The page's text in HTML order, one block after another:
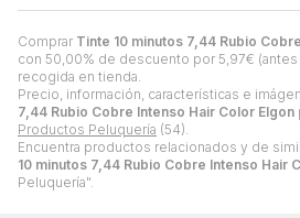
Comprar Tinte 10 minutos 7,44 Rubio
con 50,00% de descuento por 5,97€ (antes
recogida en tienda.
Precio, información, características e
7,44 Rubio Cobre Intenso Hair Color Elgon
Productos Peluquería (54).
Encuentra productos relacionados y de
10 minutos 7,44 Rubio Cobre Intenso Hair
Peluquería".